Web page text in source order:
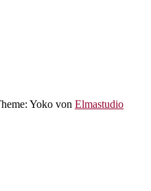
Yoko von Elmastudio